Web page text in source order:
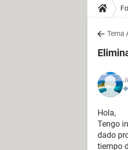
Tema
Hola,
Tengo
dado
tiempo